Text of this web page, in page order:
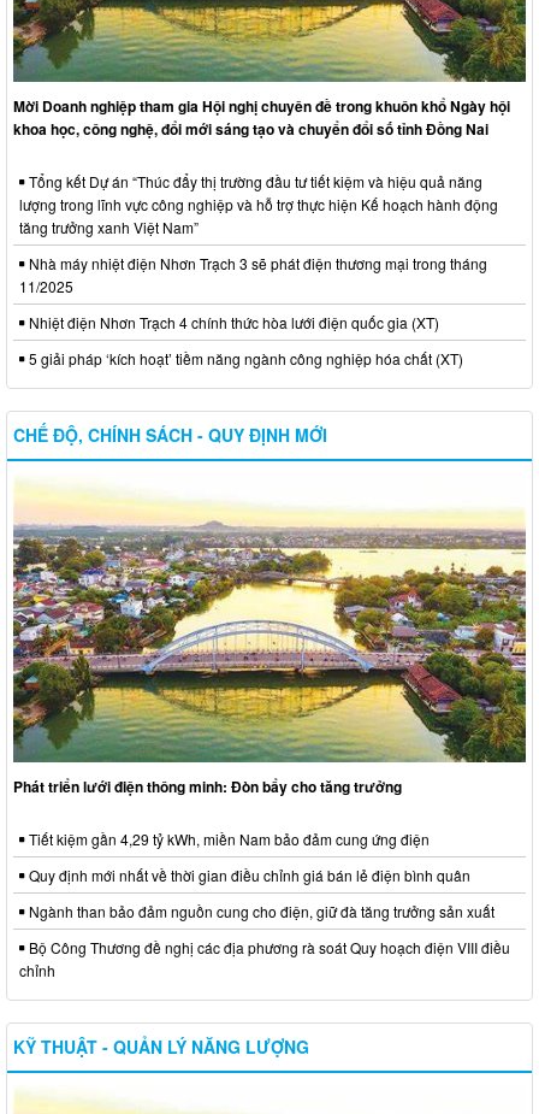
Mời Doanh nghiệp tham gia Hội nghị chuyên đề trong khuôn khổ Ngày hội
khoa học, công nghệ, đổi mới sáng tạo và chuyển đổi số tỉnh Đồng Nai
Tổng kết Dự án “Thúc đẩy thị trường đầu tư tiết kiệm và hiệu quả năng
lượng trong lĩnh vực công nghiệp và hỗ trợ thực hiện Kế hoạch hành động
tăng trưởng xanh Việt Nam”
Nhà máy nhiệt điện Nhơn Trạch 3 sẽ phát điện thương mại trong tháng
11/2025
Nhiệt điện Nhơn Trạch 4 chính thức hòa lưới điện quốc gia (XT)
5 giải pháp ‘kích hoạt’ tiềm năng ngành công nghiệp hóa chất (XT)
CHẾ ĐỘ, CHÍNH SÁCH - QUY ĐỊNH MỚI
Phát triển lưới điện thông minh: Đòn bẩy cho tăng trưởng
Tiết kiệm gần 4,29 tỷ kWh, miền Nam bảo đảm cung ứng điện
Quy định mới nhất về thời gian điều chỉnh giá bán lẻ điện bình quân
Ngành than bảo đảm nguồn cung cho điện, giữ đà tăng trưởng sản xuất
Bộ Công Thương đề nghị các địa phương rà soát Quy hoạch điện VIII điều
chỉnh
KỸ THUẬT - QUẢN LÝ NĂNG LƯỢNG